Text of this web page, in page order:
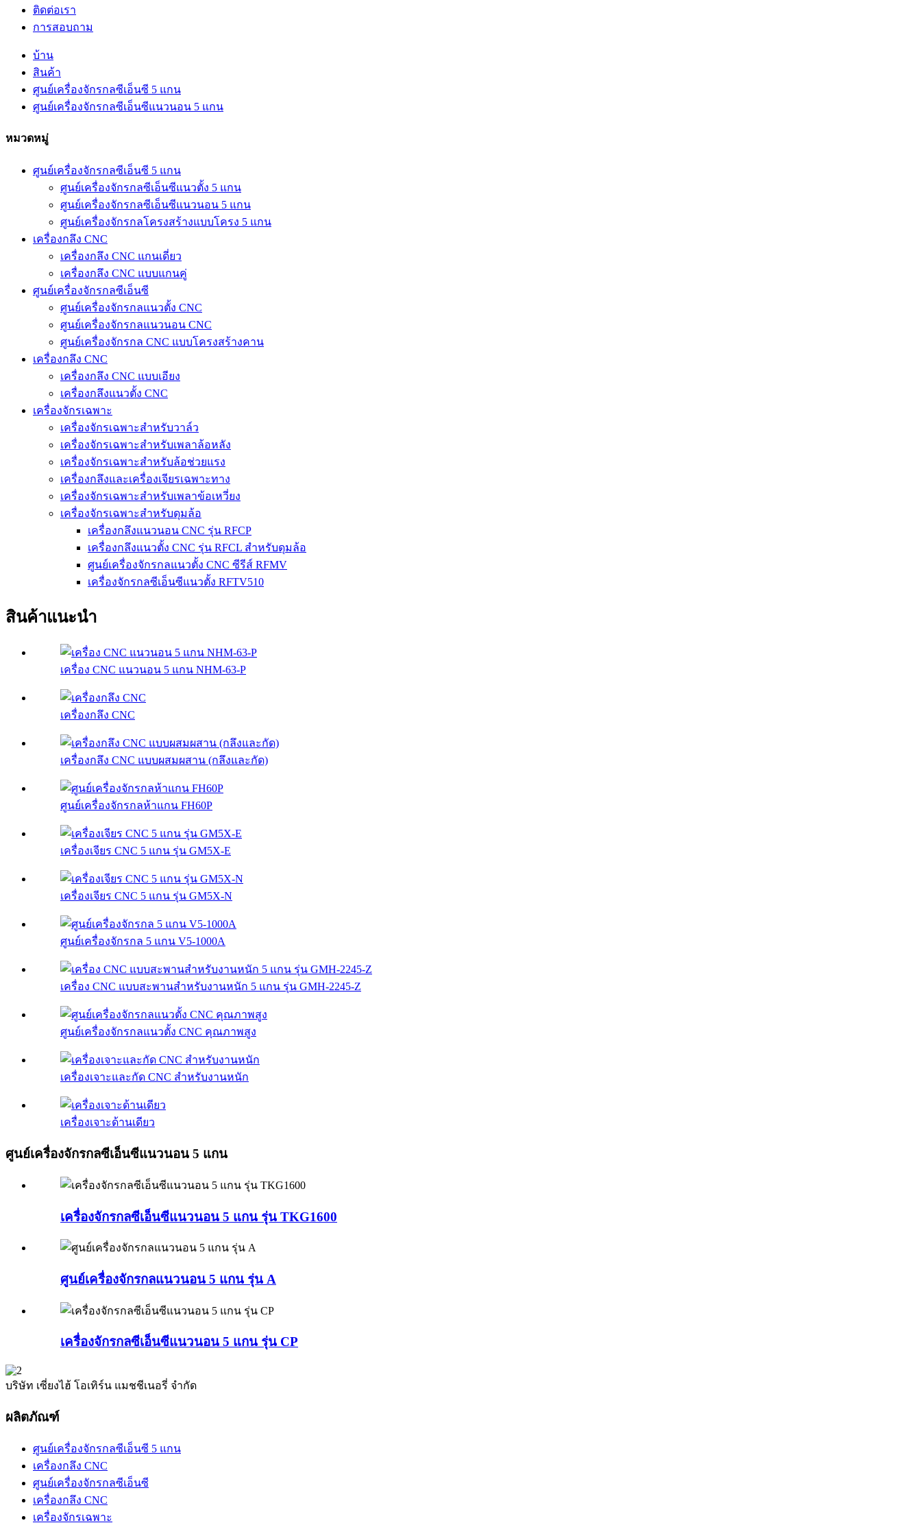
ติดต่อเรา
การสอบถาม
บ้าน
สินค้า
ศูนย์เครื่องจักรกลซีเอ็นซี 5 แกน
ศูนย์เครื่องจักรกลซีเอ็นซีแนวนอน 5 แกน
หมวดหมู่
ศูนย์เครื่องจักรกลซีเอ็นซี 5 แกน
ศูนย์เครื่องจักรกลซีเอ็นซีแนวตั้ง 5 แกน
ศูนย์เครื่องจักรกลซีเอ็นซีแนวนอน 5 แกน
ศูนย์เครื่องจักรกลโครงสร้างแบบโครง 5 แกน
เครื่องกลึง CNC
เครื่องกลึง CNC แกนเดี่ยว
เครื่องกลึง CNC แบบแกนคู่
ศูนย์เครื่องจักรกลซีเอ็นซี
ศูนย์เครื่องจักรกลแนวตั้ง CNC
ศูนย์เครื่องจักรกลแนวนอน CNC
ศูนย์เครื่องจักรกล CNC แบบโครงสร้างคาน
เครื่องกลึง CNC
เครื่องกลึง CNC แบบเอียง
เครื่องกลึงแนวตั้ง CNC
เครื่องจักรเฉพาะ
เครื่องจักรเฉพาะสำหรับวาล์ว
เครื่องจักรเฉพาะสำหรับเพลาล้อหลัง
เครื่องจักรเฉพาะสำหรับล้อช่วยแรง
เครื่องกลึงและเครื่องเจียรเฉพาะทาง
เครื่องจักรเฉพาะสำหรับเพลาข้อเหวี่ยง
เครื่องจักรเฉพาะสำหรับดุมล้อ
เครื่องกลึงแนวนอน CNC รุ่น RFCP
เครื่องกลึงแนวตั้ง CNC รุ่น RFCL สำหรับดุมล้อ
ศูนย์เครื่องจักรกลแนวตั้ง CNC ซีรีส์ RFMV
เครื่องจักรกลซีเอ็นซีแนวตั้ง RFTV510
สินค้าแนะนำ
เครื่อง CNC แนวนอน 5 แกน NHM-63-P
เครื่องกลึง CNC
เครื่องกลึง CNC แบบผสมผสาน (กลึงและกัด)
ศูนย์เครื่องจักรกลห้าแกน FH60P
เครื่องเจียร CNC 5 แกน รุ่น GM5X-E
เครื่องเจียร CNC 5 แกน รุ่น GM5X-N
ศูนย์เครื่องจักรกล 5 แกน V5-1000A
เครื่อง CNC แบบสะพานสำหรับงานหนัก 5 แกน รุ่น GMH-2245-Z
ศูนย์เครื่องจักรกลแนวตั้ง CNC คุณภาพสูง
เครื่องเจาะและกัด CNC สำหรับงานหนัก
เครื่องเจาะด้านเดียว
ศูนย์เครื่องจักรกลซีเอ็นซีแนวนอน 5 แกน
เครื่องจักรกลซีเอ็นซีแนวนอน 5 แกน รุ่น TKG1600
ศูนย์เครื่องจักรกลแนวนอน 5 แกน รุ่น A
เครื่องจักรกลซีเอ็นซีแนวนอน 5 แกน รุ่น CP
บริษัท เซี่ยงไฮ้ โอเทิร์น แมชชีเนอรี่ จำกัด
ผลิตภัณฑ์
ศูนย์เครื่องจักรกลซีเอ็นซี 5 แกน
เครื่องกลึง CNC
ศูนย์เครื่องจักรกลซีเอ็นซี
เครื่องกลึง CNC
เครื่องจักรเฉพาะ